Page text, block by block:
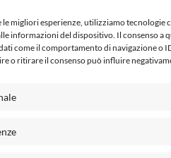
le migliori esperienze, utilizziamo tecnologie
informazioni del dispositivo. Il consenso a
come il comportamento di navigazione o
o ritirare il consenso può influire
Non
Palumbo Editore